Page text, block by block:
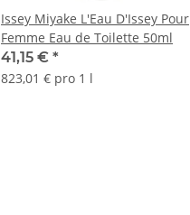
Issey Miyake L'Eau D'Issey Pour
Femme Eau de Toilette 50ml
41,15 € *
823,01 € pro 1 l